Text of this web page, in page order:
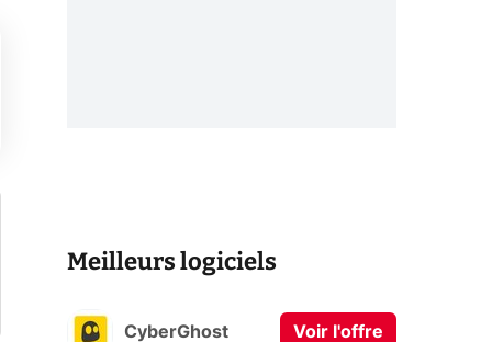
Meilleurs logiciels
CyberGhost Voir l'offre